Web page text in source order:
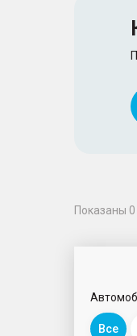
Показаны 0
Все